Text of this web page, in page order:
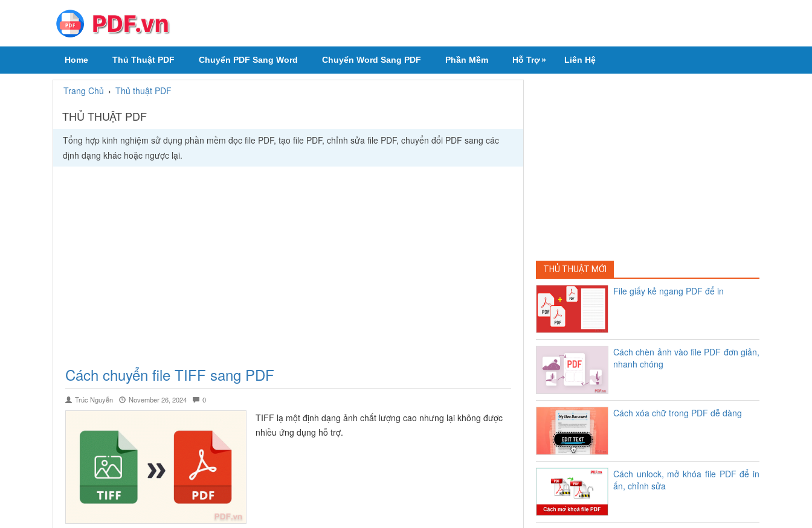
Home Thủ Thuật PDF Chuyển PDF Sang Word Chuyển Word Sang PDF Phần Mềm Hỗ Trợ» Liên Hệ
Trang Chủ › Thủ thuật PDF
THỦ THUẬT PDF
Tổng hợp kinh nghiệm sử dụng phần mềm đọc file PDF, tạo file PDF, chỉnh sửa file PDF, chuyển đổi PDF sang các
định dạng khác hoặc ngược lại.
Cách chuyển file TIFF sang PDF
Trúc Nguyễn November 26, 2024 0
TIFF lạ một định dạng ảnh chất lượng cao nhưng lại không được
nhiều ứng dụng hỗ trợ.
THỦ THUẬT MỚI
File giấy kẻ ngang PDF để in
Cách chèn ảnh vào file PDF đơn giản,
nhanh chóng
Cách xóa chữ trong PDF dễ dàng
Cách unlock, mở khóa file PDF để in
ấn, chỉnh sửa